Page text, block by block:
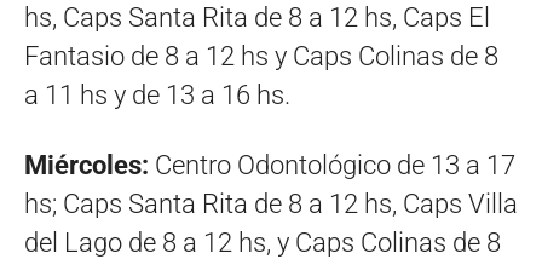
hs, Caps Santa Rita de 8 a 12 hs, Caps El
Fantasio de 8 a 12 hs y Caps Colinas de 8
a 11 hs y de 13 a 16 hs.
Miércoles: Centro Odontológico de 13 a 17
hs; Caps Santa Rita de 8 a 12 hs, Caps Villa
del Lago de 8 a 12 hs, y Caps Colinas de 8